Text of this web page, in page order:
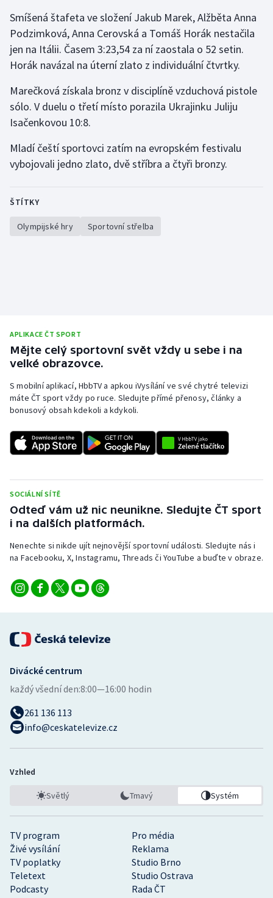
Moderní pětiboj
Motorsport
Olympijské hry
Parasport
Plavání
Sportovní střelba
Stolní tenis
Triatlon
Veslování
Vodní slalom
Volejbal
Ostatní
Smíšená štafeta ve složení Jakub Marek, Alžběta Anna
Podzimková, Anna Cerovská a Tomáš Horák nestačila
jen na Itálii. Časem 3:23,54 za ní zaostala o 52 setin.
Horák navázal na úterní zlato z individuální čtvrtky.
Marečková získala bronz v disciplíně vzduchová pistole
sólo. V duelu o třetí místo porazila Ukrajinku Juliju
Isačenkovou 10:8.
Mladí čeští sportovci zatím na evropském festivalu
vybojovali jedno zlato, dvě stříbra a čtyři bronzy.
ŠTÍTKY
Olympijské hry Sportovní střelba
APLIKACE ČT SPORT
Mějte celý sportovní svět vždy u sebe i na
velké obrazovce.
S mobilní aplikací, HbbTV a apkou iVysílání ve své chytré televizi
máte ČT sport vždy po ruce. Sledujte přímé přenosy, články a
bonusový obsah kdekoli a kdykoli.
SOCIÁLNÍ SÍTĚ
Odteď vám už nic neunikne. Sledujte ČT sport
i na dalších platformách.
Nenechte si nikde ujít nejnovější sportovní události. Sledujte nás i
na Facebooku, X, Instagramu, Threads či YouTube a buďte v obraze.
TV program
Pro média
Živé vysílání
Reklama
TV poplatky
Studio Brno
Teletext
Studio Ostrava
Podcasty
Rada ČT
Divácké centrum
každý všední den:8:00—16:00 hodin
261 136 113
info@ceskatelevize.cz
Vzhled
Světlý Tmavý Systém